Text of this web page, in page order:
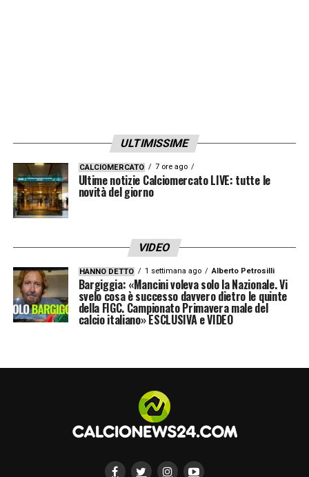
ULTIMISSIME
CALCIOMERCATO 7 ore ago
Ultime notizie Calciomercato LIVE: tutte le
novità del giorno
VIDEO
HANNO DETTO 1 settimana ago Alberto Petrosilli
Bargiggia: «Mancini voleva solo la Nazionale. Vi
svelo cosa è successo davvero dietro le quinte
della FIGC. Campionato Primavera male del
calcio italiano» ESCLUSIVA e VIDEO